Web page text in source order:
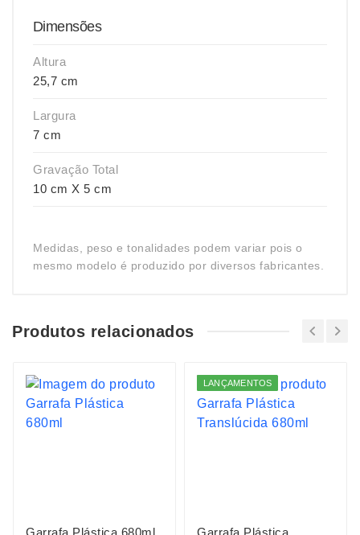
Dimensões
Altura
25,7 cm
Largura
7 cm
Gravação Total
10 cm X 5 cm
Medidas, peso e tonalidades podem variar pois o
mesmo modelo é produzido por diversos fabricantes.
Produtos relacionados
Garrafa Plástica 680ml
LANÇAMENTOS
Garrafa Plástica